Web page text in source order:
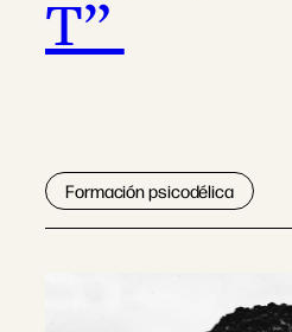
T”
Formación psicodélica